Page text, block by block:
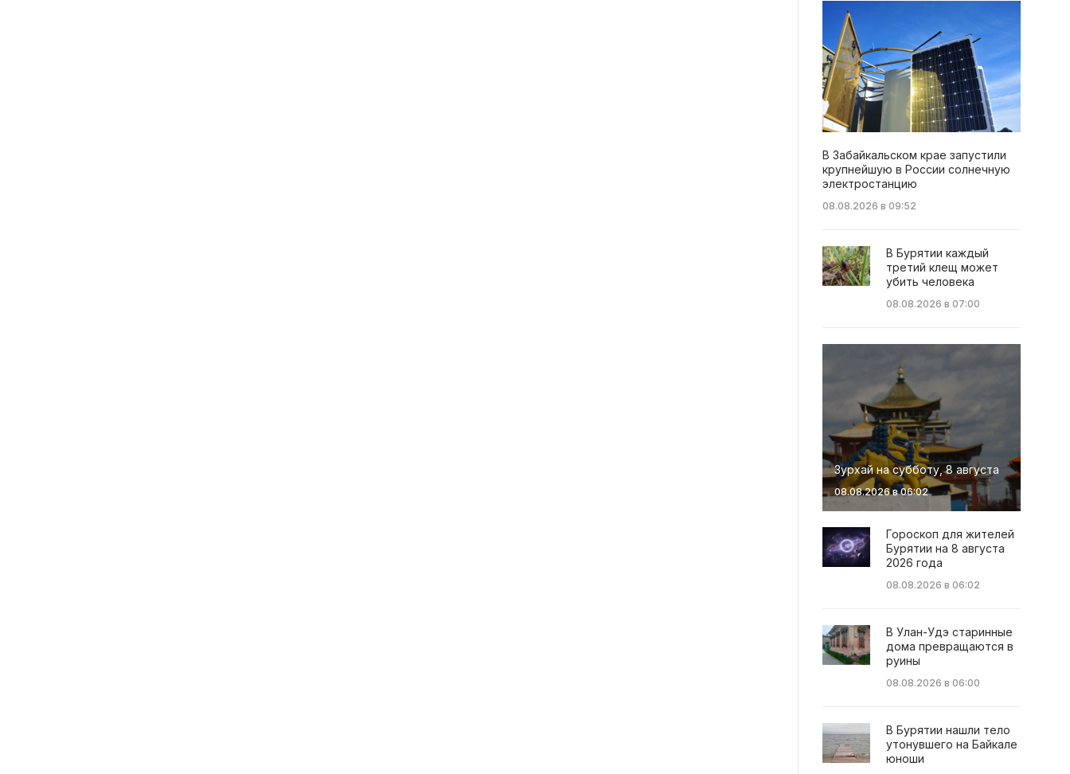
В Забайкальском крае запустили
крупнейшую в России солнечную
электростанцию
08.08.2026 в 09:52
В Бурятии каждый
третий клещ может
убить человека
08.08.2026 в 07:00
Зурхай на субботу, 8 августа
08.08.2026 в 06:02
Гороскоп для жителей
Бурятии на 8 августа
2026 года
08.08.2026 в 06:02
В Улан-Удэ старинные
дома превращаются в
руины
08.08.2026 в 06:00
В Бурятии нашли тело
утонувшего на Байкале
юноши